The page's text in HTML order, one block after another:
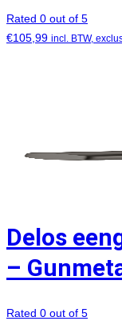
Rated 0 out of 5
€105,99 incl. BTW,
Delos
–
Rated 0 out of 5